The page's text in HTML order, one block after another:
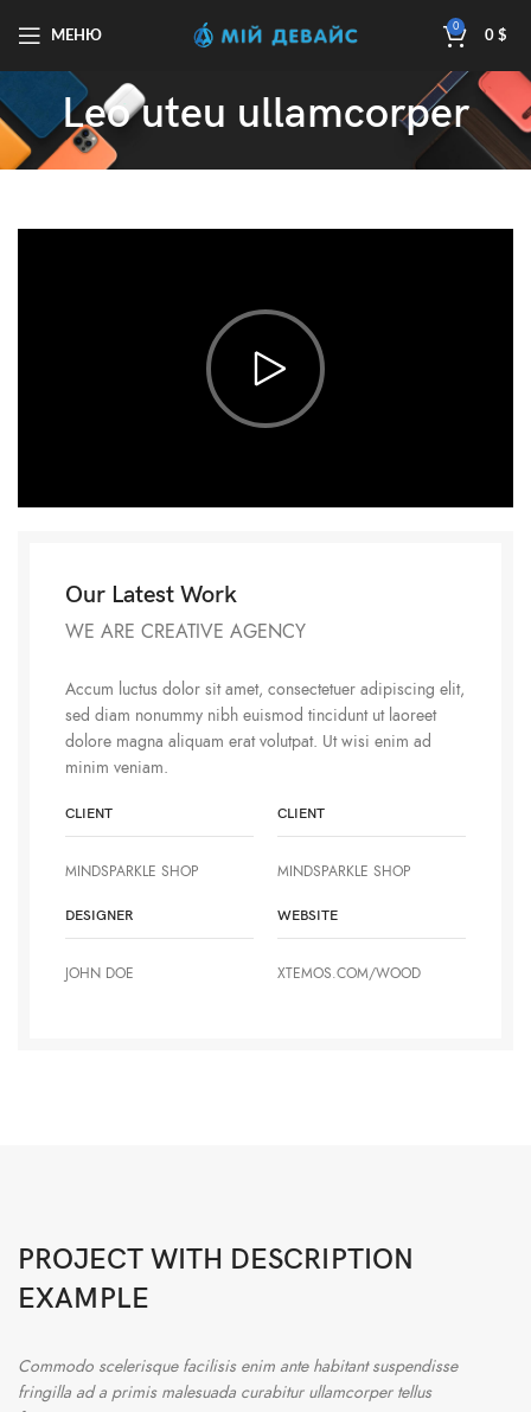
МЕНЮ
0
0$
Leo uteu ullamcorper
Our Latest Work
WE ARE CREATIVE AGENCY
Accum luctus dolor sit amet, consectetuer adipiscing elit,
sed diam nonummy nibh euismod tincidunt ut laoreet
dolore magna aliquam erat volutpat. Ut wisi enim ad
minim veniam.
CLIENT
MINDSPARKLE SHOP
CLIENT
MINDSPARKLE SHOP
DESIGNER
JOHN DOE
WEBSITE
XTEMOS.COM/WOOD
PROJECT WITH DESCRIPTION
EXAMPLE
Commodo scelerisque facilisis enim ante habitant suspendisse
fringilla ad a primis malesuada curabitur ullamcorper tellus